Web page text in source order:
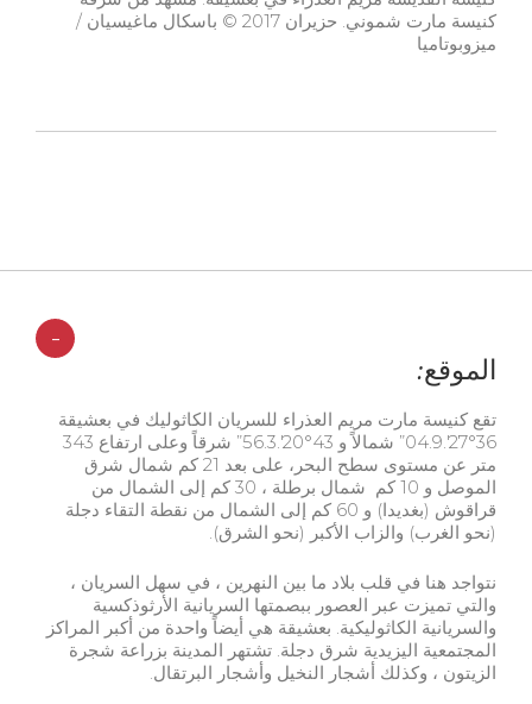
كنيسة مارت شموني. حزيران 2017 © باسكال ماغيسيان /
ميزوبوتاميا
-
الموقع:
تقع كنيسة مارت مريم العذراء للسريان الكاثوليك في بعشيقة
36°27′.04.9” شمالاً و 43°20′.56.3” شرقاً وعلى ارتفاع 343
متر عن مستوى سطح البحر، على بعد 21 كم شمال شرق
الموصل و 10 كم شمال برطلة ، 30 كم إلى الشمال من
قراقوش (بغديدا) و 60 كم إلى الشمال من نقطة التقاء دجلة
(نحو الغرب) والزاب الأكبر (نحو الشرق).
نتواجد هنا في قلب بلاد ما بين النهرين ، في سهل السريان ،
والتي تميزت عبر العصور ببصمتها السريانية الأرثوذكسية
والسريانية الكاثوليكية. بعشيقة هي أيضاً واحدة من أكبر المراكز
المجتمعية اليزيدية شرق دجلة. تشتهر المدينة بزراعة شجرة
الزيتون ، وكذلك أشجار النخيل وأشجار البرتقال.